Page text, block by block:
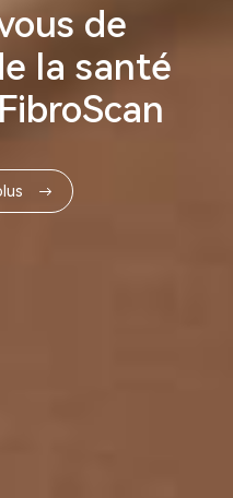
de
la santé